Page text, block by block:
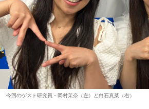
今回のゲスト研究員・岡村茉奈（左）と白石真菜（右）